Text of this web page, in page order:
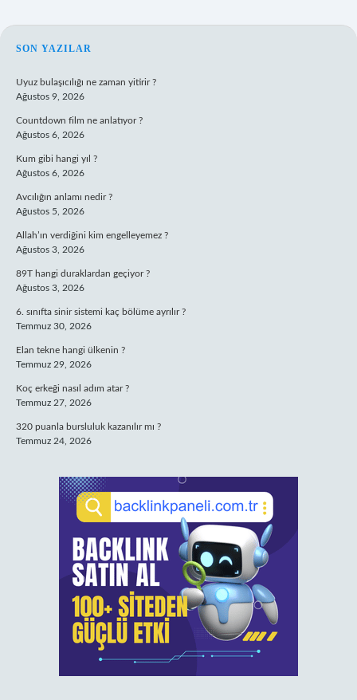
SIDEBAR
SON YAZILAR
Uyuz bulaşıcılığı ne zaman yitirir ?
Ağustos 9, 2026
Countdown film ne anlatıyor ?
Ağustos 6, 2026
Kum gibi hangi yıl ?
Ağustos 6, 2026
Avcılığın anlamı nedir ?
Ağustos 5, 2026
Allah’ın verdiğini kim engelleyemez ?
Ağustos 3, 2026
89T hangi duraklardan geçiyor ?
Ağustos 3, 2026
6. sınıfta sinir sistemi kaç bölüme ayrılır ?
Temmuz 30, 2026
Elan tekne hangi ülkenin ?
Temmuz 29, 2026
Koç erkeği nasıl adım atar ?
Temmuz 27, 2026
320 puanla bursluluk kazanılır mı ?
Temmuz 24, 2026